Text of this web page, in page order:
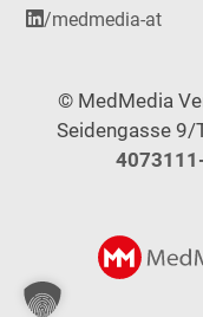
/medmedia-at
© MedMedia
Seidengasse 9/